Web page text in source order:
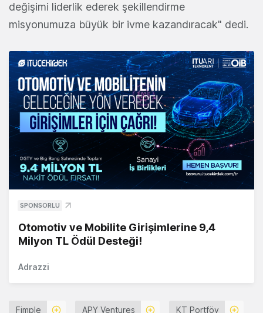
değişimi liderlik ederek şekillendirme
misyonumuza büyük bir ivme kazandıracak" dedi.
SPONSORLU
Otomotiv ve Mobilite Girişimlerine 9,4
Milyon TL Ödül Desteği!
Adrazzi
Fimple APY Ventures KT Portföy